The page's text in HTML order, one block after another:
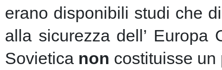
erano disponibili studi che
alla sicurezza dell’
Sovietica non costituisse un